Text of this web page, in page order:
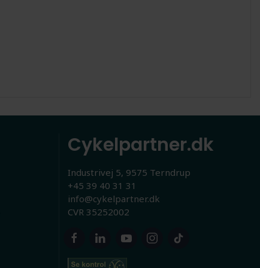
Cykelpartner.dk
Industrivej 5, 9575 Terndrup
+45 39 40 31 31
info@cykelpartner.dk
CVR 35252002